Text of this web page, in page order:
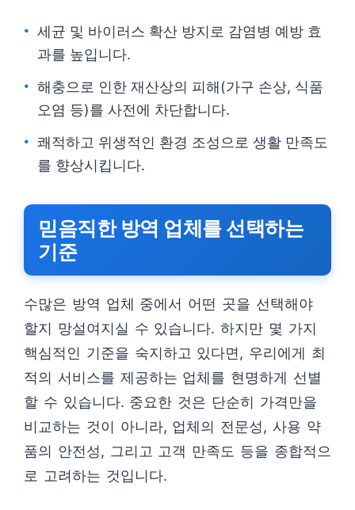
세균 및 바이러스 확산 방지로 감염병 예방 효
과를 높입니다.
해충으로 인한 재산상의 피해(가구 손상, 식품
오염 등)를 사전에 차단합니다.
쾌적하고 위생적인 환경 조성으로 생활 만족도
를 향상시킵니다.
믿음직한 방역 업체를 선택하는
기준
수많은 방역 업체 중에서 어떤 곳을 선택해야
할지 망설여지실 수 있습니다. 하지만 몇 가지
핵심적인 기준을 숙지하고 있다면, 우리에게 최
적의 서비스를 제공하는 업체를 현명하게 선별
할 수 있습니다. 중요한 것은 단순히 가격만을
비교하는 것이 아니라, 업체의 전문성, 사용 약
품의 안전성, 그리고 고객 만족도 등을 종합적으
로 고려하는 것입니다.